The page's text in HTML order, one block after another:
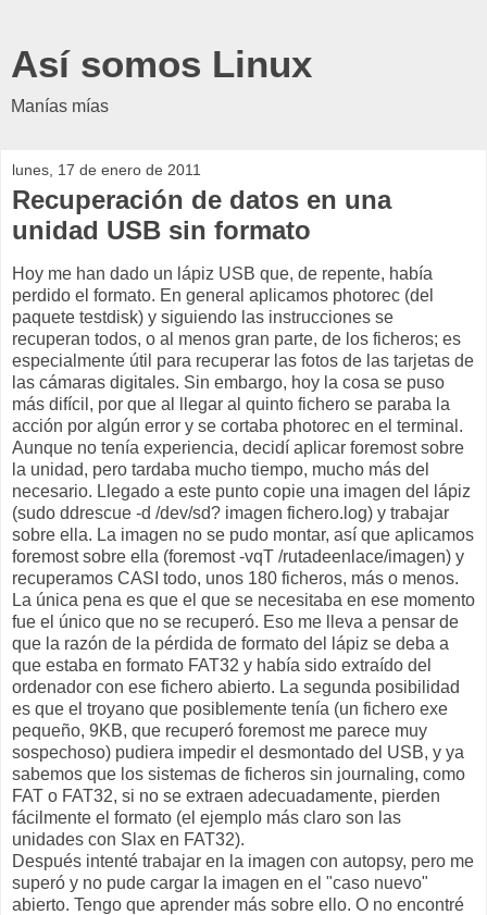
Así somos Linux
Manías mías
lunes, 17 de enero de 2011
Recuperación de datos en una
unidad USB sin formato
Hoy me han dado un lápiz USB que, de repente, había
perdido el formato. En general aplicamos photorec (del
paquete testdisk) y siguiendo las instrucciones se
recuperan todos, o al menos gran parte, de los ficheros; es
especialmente útil para recuperar las fotos de las tarjetas de
las cámaras digitales. Sin embargo, hoy la cosa se puso
más difícil, por que al llegar al quinto fichero se paraba la
acción por algún error y se cortaba photorec en el terminal.
Aunque no tenía experiencia, decidí aplicar foremost sobre
la unidad, pero tardaba mucho tiempo, mucho más del
necesario. Llegado a este punto copie una imagen del lápiz
(sudo ddrescue -d /dev/sd? imagen fichero.log) y trabajar
sobre ella. La imagen no se pudo montar, así que aplicamos
foremost sobre ella (foremost -vqT /rutadeenlace/imagen) y
recuperamos CASI todo, unos 180 ficheros, más o menos.
La única pena es que el que se necesitaba en ese momento
fue el único que no se recuperó. Eso me lleva a pensar de
que la razón de la pérdida de formato del lápiz se deba a
que estaba en formato FAT32 y había sido extraído del
ordenador con ese fichero abierto. La segunda posibilidad
es que el troyano que posiblemente tenía (un fichero exe
pequeño, 9KB, que recuperó foremost me parece muy
sospechoso) pudiera impedir el desmontado del USB, y ya
sabemos que los sistemas de ficheros sin journaling, como
FAT o FAT32, si no se extraen adecuadamente, pierden
fácilmente el formato (el ejemplo más claro son las
unidades con Slax en FAT32).
Después intenté trabajar en la imagen con autopsy, pero me
superó y no pude cargar la imagen en el "caso nuevo"
abierto. Tengo que aprender más sobre ello. O no encontré